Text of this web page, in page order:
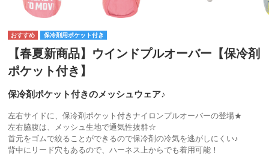
保冷剤用ポケット付き
【春夏新商品】ウインドプルオーバー【保冷剤
ポケット付き】
保冷剤ポケット付きのメッシュウェア♪
左右サイドに、保冷剤ポケット付きナイロンプルオーバーの登場★
左右脇腹は、メッシュ生地で通気性抜群☆
首元をゴムで絞ることができるので保冷剤の冷気を逃がしにくい♪
背中にリード穴もあるので、ハーネス上からでも着用可能！